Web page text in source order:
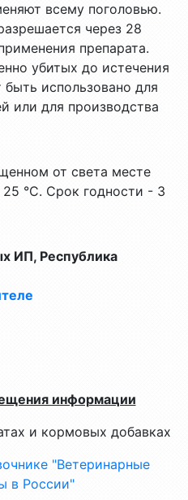
всему поголовью.
через 28
препарата.
убитых до истечения
использовано для
или для производства
от света месте
°С. Срок годности - 3
ИП, Республика
информации
и кормовых добавках
"Ветеринарные
в России"